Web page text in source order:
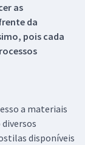
as
da
pois cada
a materiais
disponíveis